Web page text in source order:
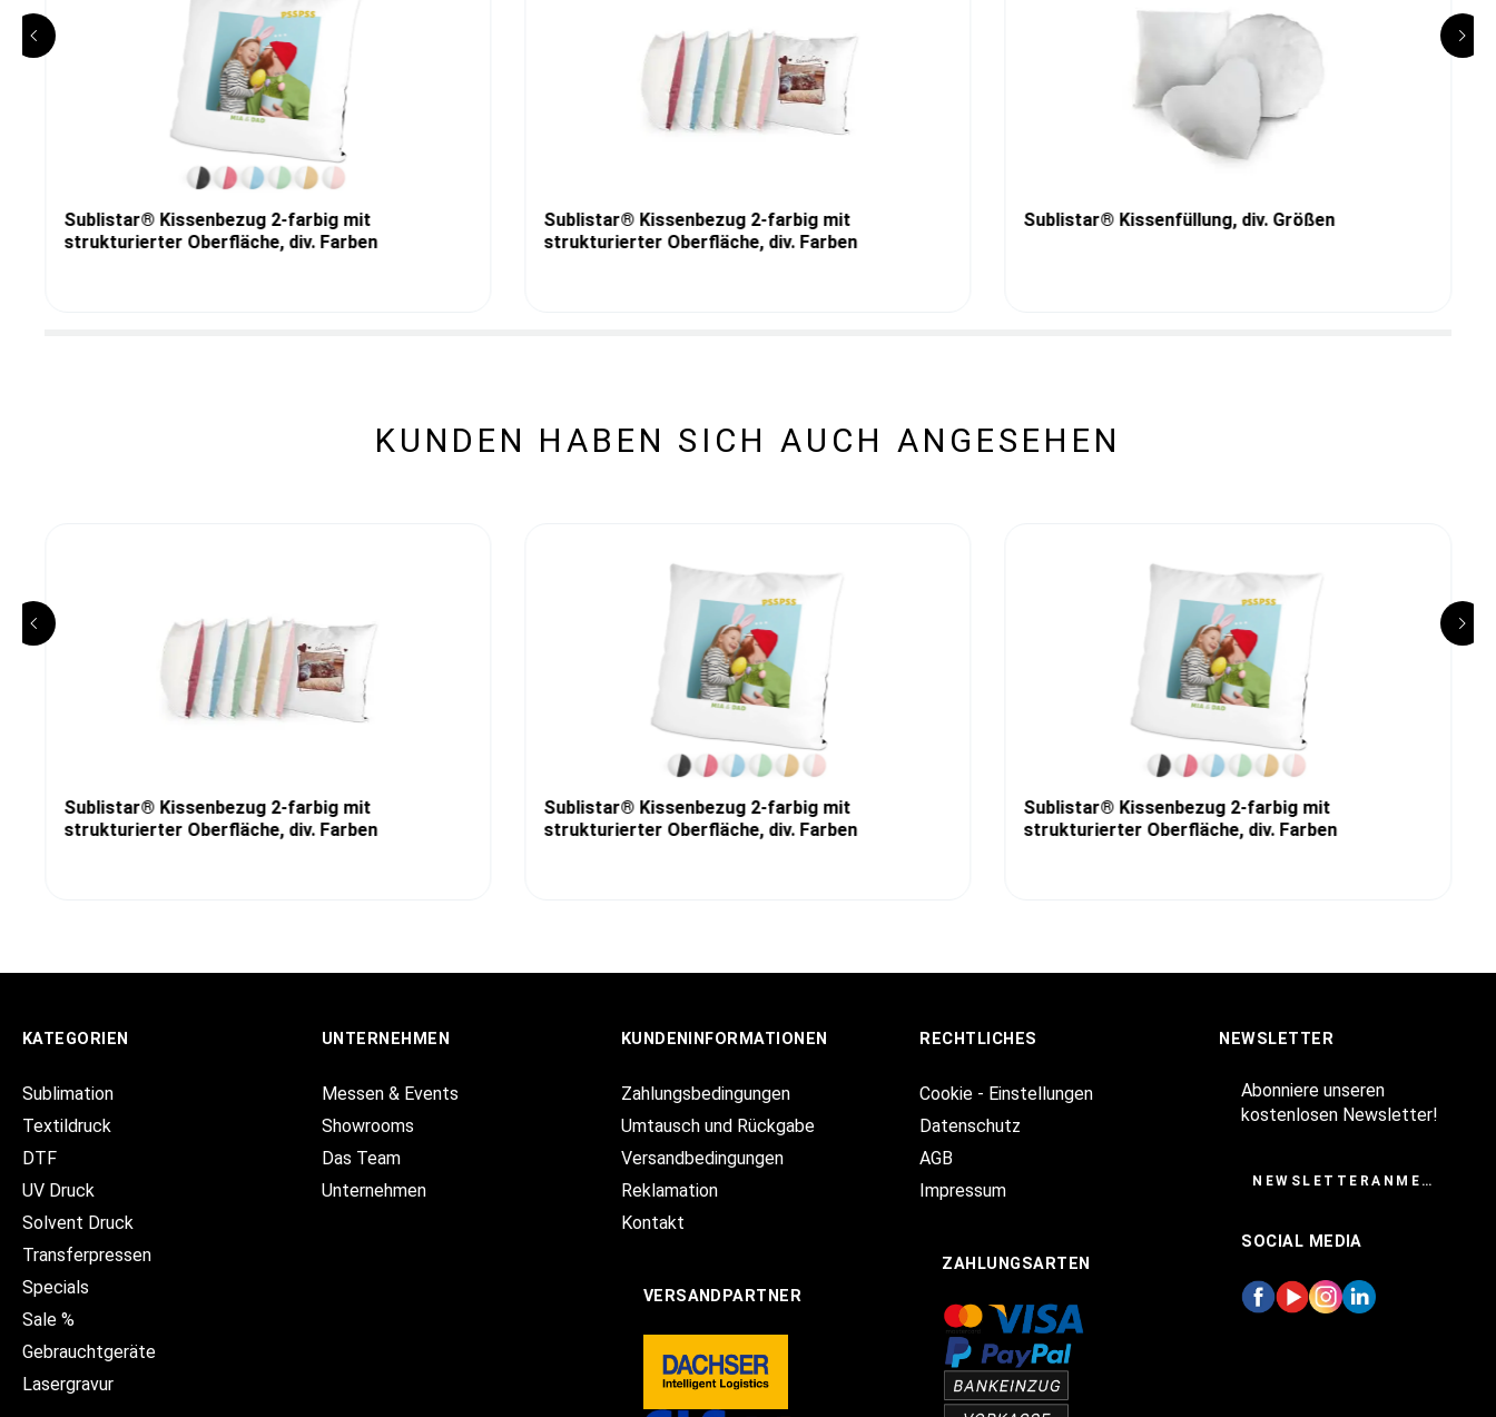
Sublistar® Kissenbezug 2-farbig mit
strukturierter Oberfläche, div. Farben
Sublistar® Kissenbezug 2-farbig mit
strukturierter Oberfläche, div. Farben
Sublistar® Kissenfüllung, div. Größen
KUNDEN HABEN SICH AUCH ANGESEHEN
Sublistar® Kissenbezug 2-farbig mit
strukturierter Oberfläche, div. Farben
Sublistar® Kissenbezug 2-farbig mit
strukturierter Oberfläche, div. Farben
Sublistar® Kissenbezug 2-farbig mit
strukturierter Oberfläche, div. Farben
KATEGORIEN
Sublimation
Textildruck
DTF
UV Druck
Solvent Druck
Transferpressen
Specials
Sale %
Gebrauchtgeräte
Lasergravur
UNTERNEHMEN
Messen & Events
Showrooms
Das Team
Unternehmen
KUNDENINFORMATIONEN
Zahlungsbedingungen
Umtausch und Rückgabe
Versandbedingungen
Reklamation
Kontakt
VERSANDPARTNER
RECHTLICHES
Cookie - Einstellungen
Datenschutz
AGB
Impressum
ZAHLUNGSARTEN
NEWSLETTER
Abonniere unseren
kostenlosen Newsletter!
NEWSLETTERANMELDUNG
SOCIAL MEDIA